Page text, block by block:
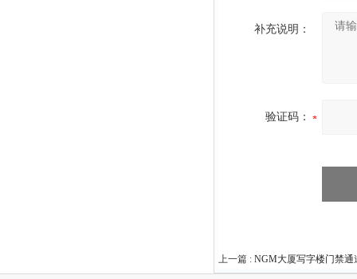
补充说明：
验证码：
上一篇 : NGM大厦写字楼门禁